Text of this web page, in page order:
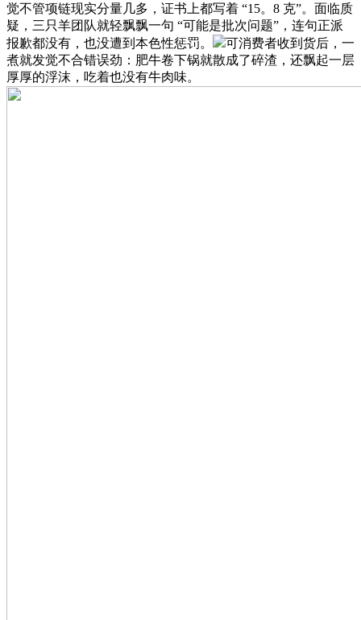
觉不管项链现实分量几多，证书上都写着 “15。8 克”。面临质
疑，三只羊团队就轻飘飘一句 “可能是批次问题”，连句正派
报歉都没有，也没遭到本色性惩罚。
可消费者收到货后，一
煮就发觉不合错误劲：肥牛卷下锅就散成了碎渣，还飘起一层
厚厚的浮沫，吃着也没有牛肉味。